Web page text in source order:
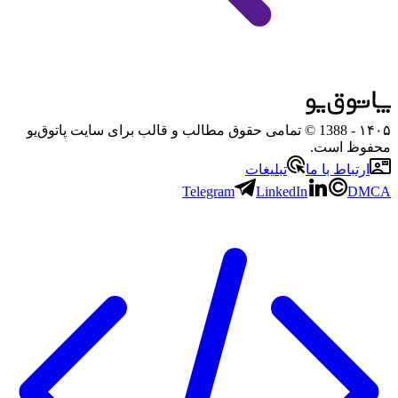
۱۴۰۵
- 1388 © تمامی حقوق مطالب و قالب برای سایت پاتوق‌یو
محفوظ است.
ارتباط با ما
تبلیغات
Telegram
LinkedIn DMCA